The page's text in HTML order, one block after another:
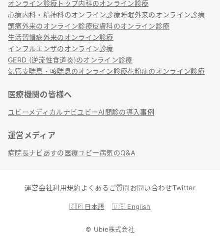
オンライン診療トップ内科のオンライン診療
心療内科・精神科のオンライン診療睡眠外来のオンライン診療
頭痛外来のオンライン診療皮膚科のオンライン診療
生活習慣病外来のオンライン診療
インフルエンザのオンライン診療
GERD (逆流性食道炎)のオンライン診療
気管支喘息・咳喘息のオンライン診療花粉症のオンライン診療
医療機関の皆様へ
ユビーメディカルナビユビーAI問診の導入事例
運営メディア
病院長ナビあすの医療ユビー病気のQ&A
運営会社利用規約 よくあるご質問 お問い合わせTwitter
🇯🇵 日本語 🇺🇸 English
© Ubie株式会社